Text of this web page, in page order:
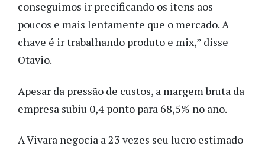
conseguimos ir precificando os itens aos
poucos e mais lentamente que o mercado. A
chave é ir trabalhando produto e mix,” disse
Otavio.
Apesar da pressão de custos, a margem bruta da
empresa subiu 0,4 ponto para 68,5% no ano.
A Vivara negocia a 23 vezes seu lucro estimado